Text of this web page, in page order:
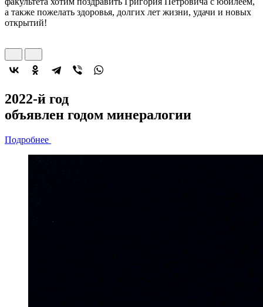
а также пожелать здоровья, долгих лет жизни, удачи и новых
открытий!
2022-й год
объявлен годом минералогии
Подробнее